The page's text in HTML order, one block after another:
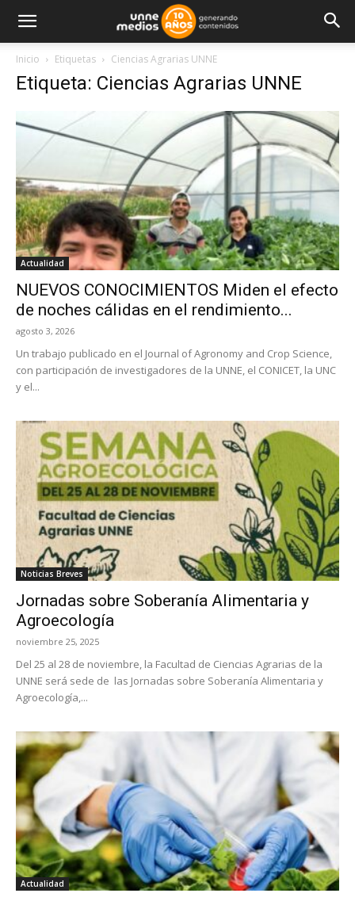
Inicio Etiquetas Ciencias Agrarias UNNE
Etiqueta: Ciencias Agrarias UNNE
Actualidad
NUEVOS CONOCIMIENTOS Miden el efecto
de noches cálidas en el rendimiento...
agosto 3, 2026
Un trabajo publicado en el Journal of Agronomy and Crop Science,
con participación de investigadores de la UNNE, el CONICET, la UNC
y el...
Noticias Breves
Jornadas sobre Soberanía Alimentaria y
Agroecología
noviembre 25, 2025
Del 25 al 28 de noviembre, la Facultad de Ciencias Agrarias de la
UNNE será sede de las Jornadas sobre Soberanía Alimentaria y
Agroecología,...
Actualidad